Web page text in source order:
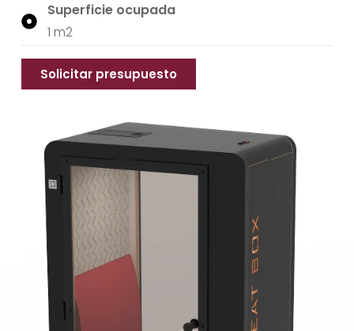
Superficie ocupada
1 m2
Solicitar presupuesto